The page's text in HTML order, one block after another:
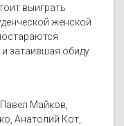
выиграть
женской
затаившая обиду
Майков,
Анатолий Кот,